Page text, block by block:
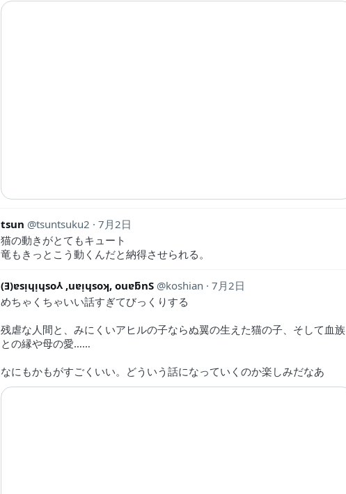
tsun tsuntsuku2
7月2日
猫の動きがとてもキュート
竜もきっとこう動くんだと納得させられる。
(Ǝ)ɐsᴉɥᴉɥso⅄ ,uɐᴉɥsoʞ, ouɐƃnS koshian
7月2日
めちゃくちゃいい話すぎてびっくりする
残虐な人間と、みにくいアヒルの子ならぬ翼の生えた猫の子、そして血族
との縁や母の愛……
なにもかもがすごくいい。どういう話になっていくのか楽しみだなあ